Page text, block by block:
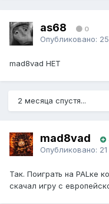
as68 0
Опубликовано:
mad8vad НЕТ
2 месяца спустя...
mad8vad
Опубликовано:
Так. Поиграть на PALке
скачал игру с